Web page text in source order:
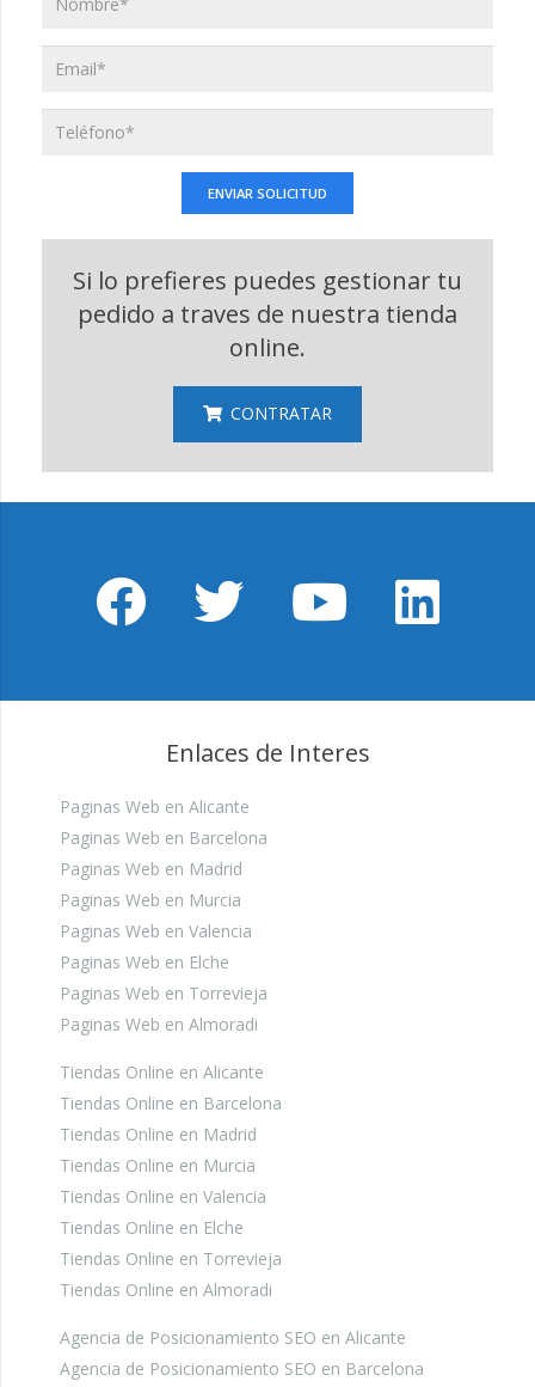
Si lo prefieres puedes gestionar tu
pedido a traves de nuestra tienda
online.
CONTRATAR
Enlaces de Interes
Paginas Web en Alicante
Paginas Web en Barcelona
Paginas Web en Madrid
Paginas Web en Murcia
Paginas Web en Valencia
Paginas Web en Elche
Paginas Web en Torrevieja
Paginas Web en Almoradi
Tiendas Online en Alicante
Tiendas Online en Barcelona
Tiendas Online en Madrid
Tiendas Online en Murcia
Tiendas Online en Valencia
Tiendas Online en Elche
Tiendas Online en Torrevieja
Tiendas Online en Almoradi
Agencia de Posicionamiento SEO en Alicante
Agencia de Posicionamiento SEO en Barcelona